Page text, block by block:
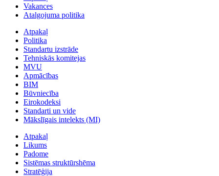
Vakances
Atalgojuma politika
Atpakaļ
Politika
Standartu izstrāde
Tehniskās komitejas
MVU
Apmācības
BIM
Būvniecība
Eirokodeksi
Standarti un vide
Mākslīgais intelekts (MI)
Atpakaļ
Likums
Padome
Sistēmas struktūrshēma
Stratēģija